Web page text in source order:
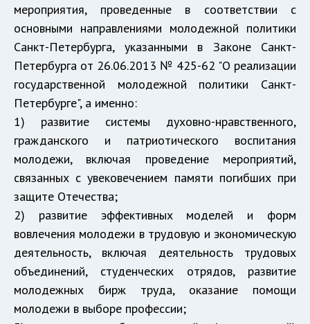
мероприятия, проведенные в соответствии с
основными направлениями молодежной политики
Санкт-Петербурга, указанными в Законе Санкт-
Петербурга от 26.06.2013 № 425-62 "О реализации
государственной молодежной политики Санкт-
Петербурге", а именно:
1) развитие системы духовно-нравственного,
гражданского и патриотического воспитания
молодежи, включая проведение мероприятий,
связанных с увековечением памяти погибших при
защите Отечества;
2) развитие эффективных моделей и форм
вовлечения молодежи в трудовую и экономическую
деятельность, включая деятельность трудовых
объединений, студенческих отрядов, развитие
молодежных бирж труда, оказание помощи
молодежи в выборе профессии;